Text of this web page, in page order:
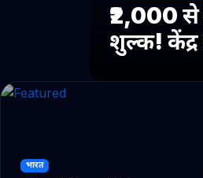
₹2,000
शुल्क!
भारत